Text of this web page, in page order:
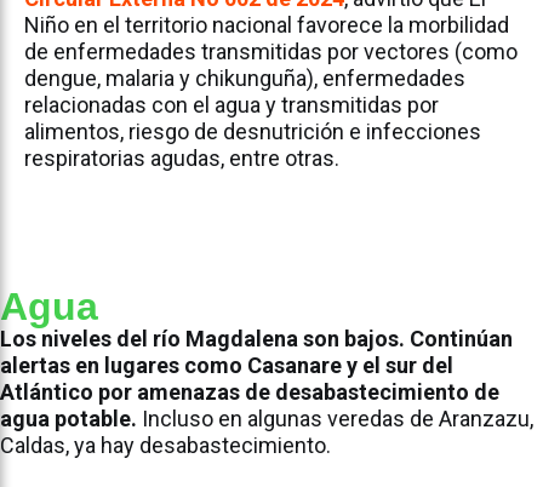
Niño en el territorio nacional favorece la morbilidad
de enfermedades transmitidas por vectores (como
dengue, malaria y chikunguña), enfermedades
relacionadas con el agua y transmitidas por
alimentos, riesgo de desnutrición e infecciones
respiratorias agudas, entre otras.
Agua
Los niveles del río Magdalena son bajos. Continúan
alertas en lugares como Casanare y el sur del
Atlántico por amenazas de desabastecimiento de
agua potable. Incluso en algunas veredas de Aranzazu,
Caldas, ya hay desabastecimiento.